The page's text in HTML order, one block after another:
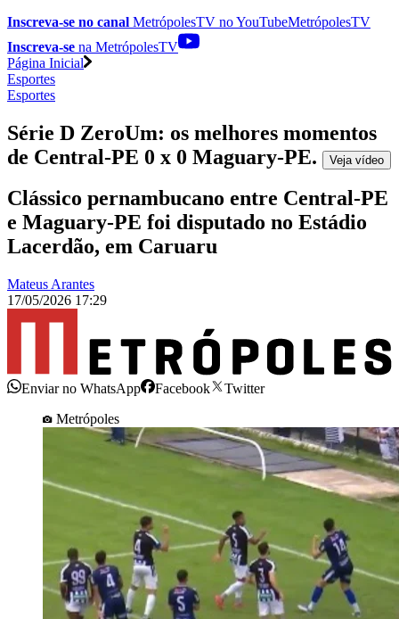
Inscreva-se no canal MetrópolesTV noYouTubeMetrópolesTV
Inscreva-se na MetrópolesTV
Página Inicial
Esportes
Esportes
Série D ZeroUm: os melhores momentos
de Central-PE 0 x 0 Maguary-PE. Veja vídeo
Clássico pernambucano entre Central-PE
e Maguary-PE foi disputado no Estádio
Lacerdão, em Caruaru
Mateus Arantes
17/05/2026 17:29
Enviar no WhatsApp Facebook
Twitter
Metrópoles